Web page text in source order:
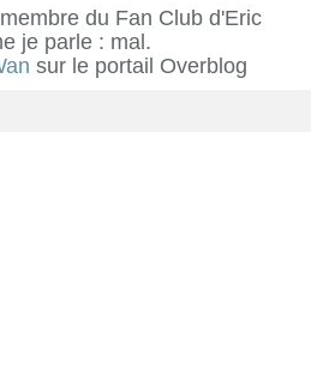
du Fan Club d'Eric
je parle : mal.
sur le portail Overblog